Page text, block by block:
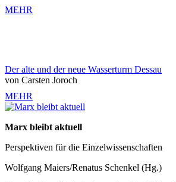
MEHR
Der alte und der neue Wasserturm Dessau
von Carsten Joroch
MEHR
Marx bleibt aktuell
Perspektiven für die Einzelwissenschaften
Wolfgang Maiers/Renatus Schenkel (Hg.)